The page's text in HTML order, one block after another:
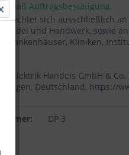
Auftragsbestätigung.
richtet sich ausschließlich
und Handwerk, sowie
Krankenhäuser, Kliniken,
Elektrik Handels GmbH & Co.
Höingen, Deutschland, https://
DP 3